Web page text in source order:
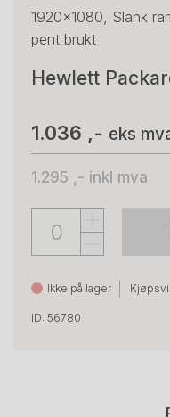
1920x1080, Slank
pent brukt
Hewlett
1.036 ,- eks
1.295 ,- inkl mva
Ikke på lager
ID: 56780